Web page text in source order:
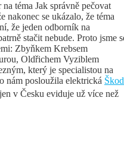
téma Jak správně pečovat
nakonec se ukázalo, že téma
že jeden odborník na
stačit nebude. Proto jsme
Zbyňkem Krebsem
Oldřichem Vyziblem
který je specialistou na
nám posloužila elektrická
v Česku eviduje už více než